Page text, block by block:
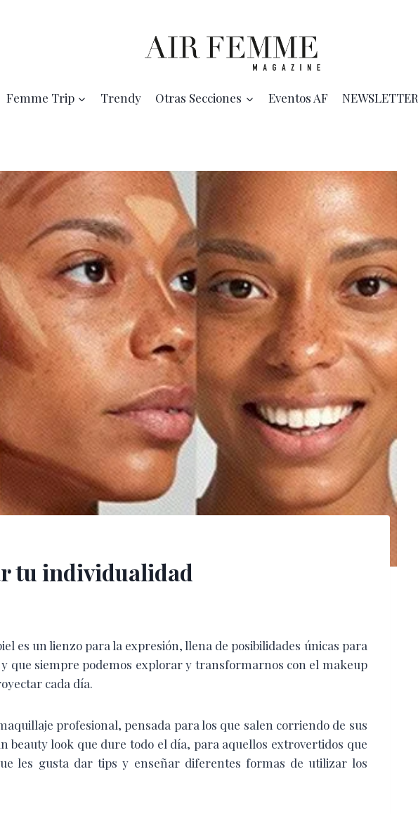
Femme Trip Trendy Otras Secciones Eventos AF NEWSLETTER
tu individualidad
es un lienzo para la expresión, llena de posibilidades únicas para
que siempre podemos explorar y transformarnos con el makeup
cada día.
profesional, pensada para los que salen corriendo de sus
beauty look que dure todo el día, para aquellos extrovertidos que
les gusta dar tips y enseñar diferentes formas de utilizar los